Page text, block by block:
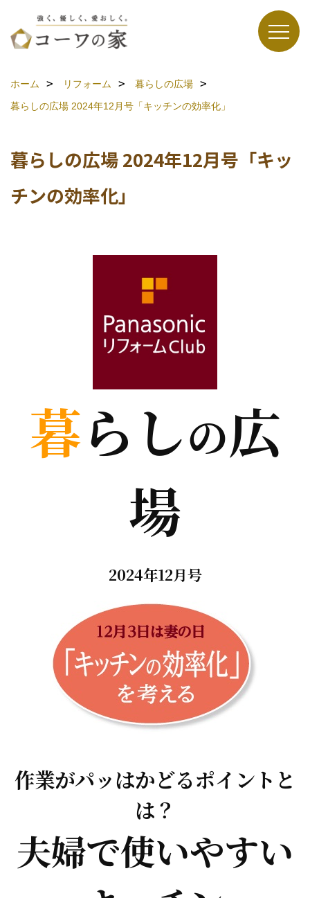
ホーム リフォーム
暮らしの広場
暮らしの広場 2024年12月号「キッチンの効率化」
暮らしの広場 2024年12月号「キッ
チンの効率化」
暮らしの広
場
2024年12月号
作業がパッはかどるポイントと
は？
夫婦で使いやすい